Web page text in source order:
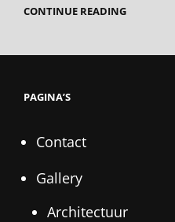
CONTINUE READINGEEN
PAGINA’S
Contact
Gallery
Architectuur